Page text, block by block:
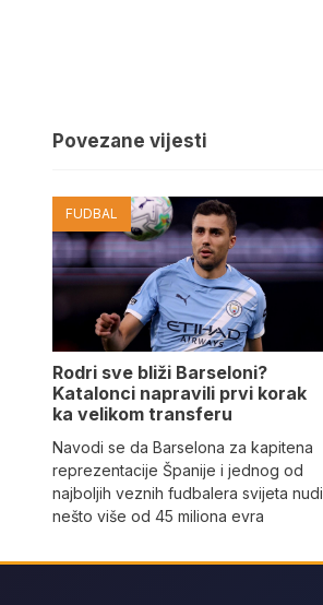
Povezane vijesti
FUDBAL
Rodri sve bliži Barseloni?
Katalonci napravili prvi korak
ka velikom transferu
Navodi se da Barselona za kapitena
reprezentacije Španije i jednog od
najboljih veznih fudbalera svijeta nudi
nešto više od 45 miliona evra